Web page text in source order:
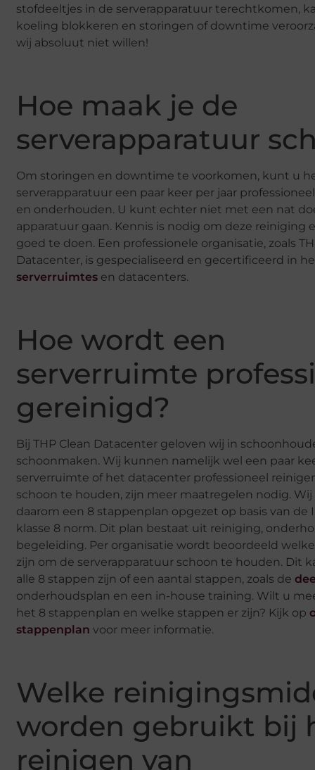
stofdeeltjes in de serverapparatuur terechtkomen,
koeling blokkeren en storingen of downtime
wij absoluut niet willen!
Hoe maak je de
serverapparatuur
Om storingen en downtime te voorkomen, kunt u
serverapparatuur een paar keer per jaar
en onderhouden. U kunt echter niet met een nat
apparatuur gaan. Kennis is nodig om deze reiniging
goed te doen. Een professionele organisatie, zoals
Datacenter, is gespecialiseerd en gecertificeerd in
serverruimtes en datacenters.
Hoe wordt een
serverruimte
gereinigd?
Bij THP Clean Datacenter geloven wij in
schoonmaken. Wij kunnen namelijk wel een paar
serverruimte of het datacenter professioneel
schoon te houden, zijn meer maatregelen nodig.
daarom een 8 stappenplan opgezet op basis van de
klasse 8 norm. Dit plan bestaat uit reiniging,
begeleiding. Per organisatie wordt beoordeeld
zijn om de serverapparatuur schoon te houden. Dit
alle 8 stappen zijn of een aantal stappen, zoals de
onderhoudsplan en een in-house training. Wilt u
het 8 stappenplan en welke stappen er zijn? Kijk op
stappenplan voor meer informatie.
Welke
worden gebruikt bij
reinigen van